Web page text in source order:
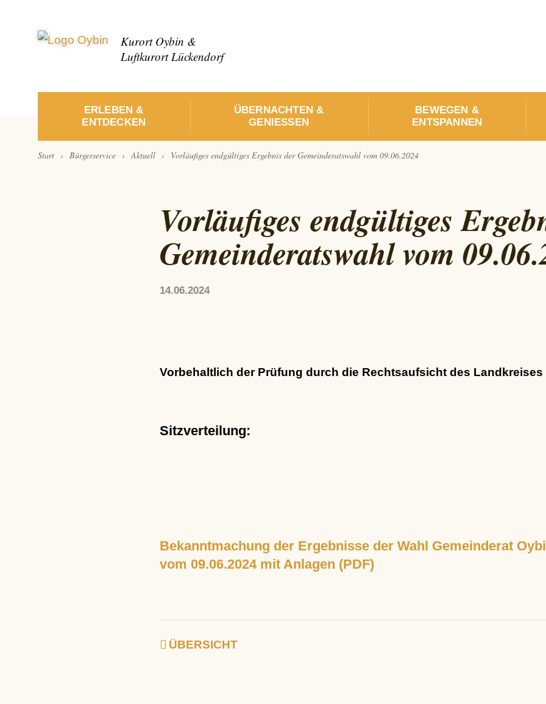
Kurort Oybin &
Luftkurort Lückendorf
ERLEBEN &
ENTDECKEN
ÜBERNACHTEN &
GENIESSEN
BEWEGEN &
ENTSPANNEN
Start › Bürgerservice › Aktuell › Vorläufiges endgültiges Ergebnis der Gemeinderatswahl vom 09.06.2024
Vorläufiges endgültiges
Gemeinderatswahl vom
14.06.2024
Vorbehaltlich der Prüfung durch die Rechtsaufsicht des Landkreises
Sitzverteilung:
Bekanntmachung der Ergebnisse der Wahl Gemeinderat
vom 09.06.2024 mit Anlagen (PDF)
ÜBERSICHT